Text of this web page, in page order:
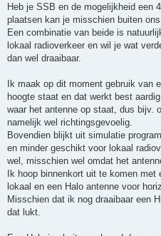
Heb je SSB en de mogelijkheid een
plaatsen kan je misschien buiten ons
Een combinatie van beide is
lokaal radioverkeer en wil je wat
dan wel draaibaar.
Ik maak op dit moment gebruik van
hoogte staat en dat werkt best
waar het antenne op staat, dus bijv.
namelijk wel richtingsgevoelig.
Bovendien blijkt uit simulatie
en minder geschikt voor lokaal
wel, misschien wel omdat het
Ik hoop binnenkort uit te komen met
lokaal en een Halo antenne voor
Misschien dat ik nog draaibaar een
dat lukt.